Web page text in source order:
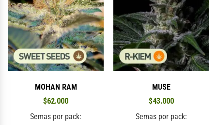
MOHAN RAM
$62.000
Semas por pack:
MUSE
$43.000
Semas por pack: